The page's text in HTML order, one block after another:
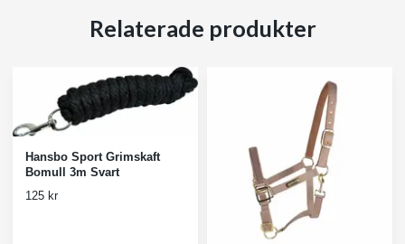
Relaterade produkter
Hansbo Sport Grimskaft
Bomull 3m Svart
125 kr